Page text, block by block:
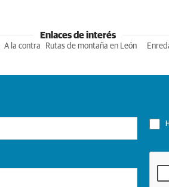
Enlaces de interés
A la contra Rutas de montaña en León